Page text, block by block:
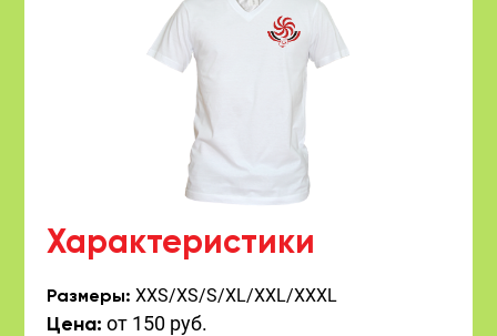
Характеристики
Размеры:XXS/XS/S/XL/XXL/XXXL
Цена: от 150 руб.